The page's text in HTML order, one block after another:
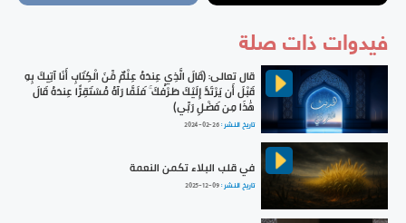
فيدوات ذات صلة
قال تعالى: ﴿قَالَ الَّذِي عِندَهُ عِلْمٌ مِّنَ الْكِتَابِ أَنَا آتِيكَ بِهِ
قَبْلَ أَن يَرْتَدَّ إِلَيْكَ طَرْفُكَ ۚ فَلَمَّا رَآهُ مُسْتَقِرًّا عِندَهُ قَالَ
هَٰذَا مِن فَضْلِ رَبِّي﴾
تاريخ النشر :2024-02-26
في قلب البلاء تكمن النعمة
تاريخ النشر :2025-12-09